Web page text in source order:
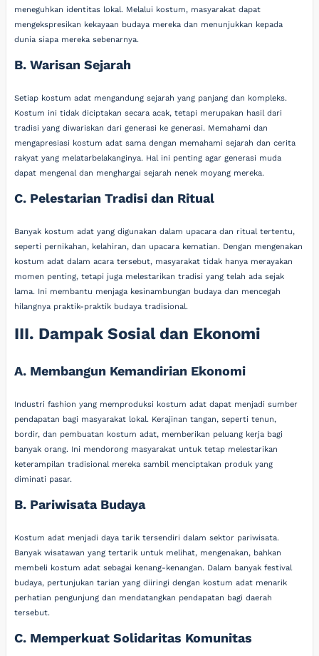
meneguhkan identitas lokal. Melalui kostum, masyarakat dapat
mengekspresikan kekayaan budaya mereka dan menunjukkan kepada
dunia siapa mereka sebenarnya.
B. Warisan Sejarah
Setiap kostum adat mengandung sejarah yang panjang dan kompleks.
Kostum ini tidak diciptakan secara acak, tetapi merupakan hasil dari
tradisi yang diwariskan dari generasi ke generasi. Memahami dan
mengapresiasi kostum adat sama dengan memahami sejarah dan cerita
rakyat yang melatarbelakanginya. Hal ini penting agar generasi muda
dapat mengenal dan menghargai sejarah nenek moyang mereka.
C. Pelestarian Tradisi dan Ritual
Banyak kostum adat yang digunakan dalam upacara dan ritual tertentu,
seperti pernikahan, kelahiran, dan upacara kematian. Dengan mengenakan
kostum adat dalam acara tersebut, masyarakat tidak hanya merayakan
momen penting, tetapi juga melestarikan tradisi yang telah ada sejak
lama. Ini membantu menjaga kesinambungan budaya dan mencegah
hilangnya praktik-praktik budaya tradisional.
III. Dampak Sosial dan Ekonomi
A. Membangun Kemandirian Ekonomi
Industri fashion yang memproduksi kostum adat dapat menjadi sumber
pendapatan bagi masyarakat lokal. Kerajinan tangan, seperti tenun,
bordir, dan pembuatan kostum adat, memberikan peluang kerja bagi
banyak orang. Ini mendorong masyarakat untuk tetap melestarikan
keterampilan tradisional mereka sambil menciptakan produk yang
diminati pasar.
B. Pariwisata Budaya
Kostum adat menjadi daya tarik tersendiri dalam sektor pariwisata.
Banyak wisatawan yang tertarik untuk melihat, mengenakan, bahkan
membeli kostum adat sebagai kenang-kenangan. Dalam banyak festival
budaya, pertunjukan tarian yang diiringi dengan kostum adat menarik
perhatian pengunjung dan mendatangkan pendapatan bagi daerah
tersebut.
C. Memperkuat Solidaritas Komunitas